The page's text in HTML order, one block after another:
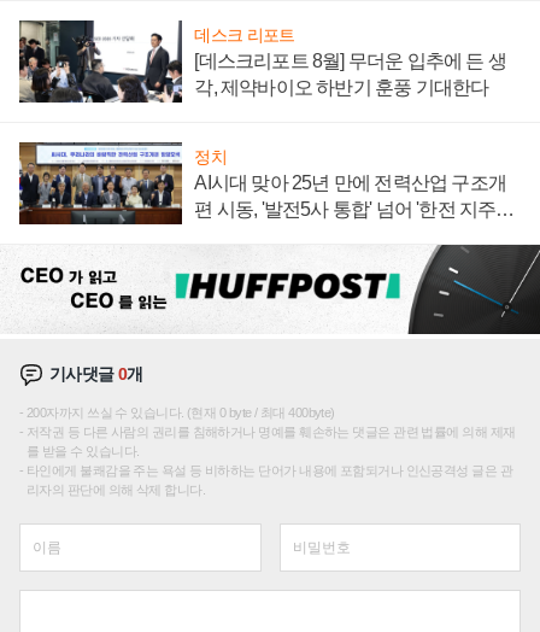
데스크 리포트
[데스크리포트 8월] 무더운 입추에 든 생
각, 제약바이오 하반기 훈풍 기대한다
정치
AI시대 맞아 25년 만에 전력산업 구조개
편 시동, '발전5사 통합' 넘어 '한전 지주사'
기사댓글0개
200자까지 쓰실 수 있습니다. (현재 0 byte / 최대 400byte)
저작권 등 다른 사람의 권리를 침해하거나 명예를 훼손하는 댓글은 관련 법률에 의해 제재
를 받을 수 있습니다.
타인에게 불쾌감을 주는 욕설 등 비하하는 단어가 내용에 포함되거나 인신공격성 글은 관
리자의 판단에 의해 삭제 합니다.